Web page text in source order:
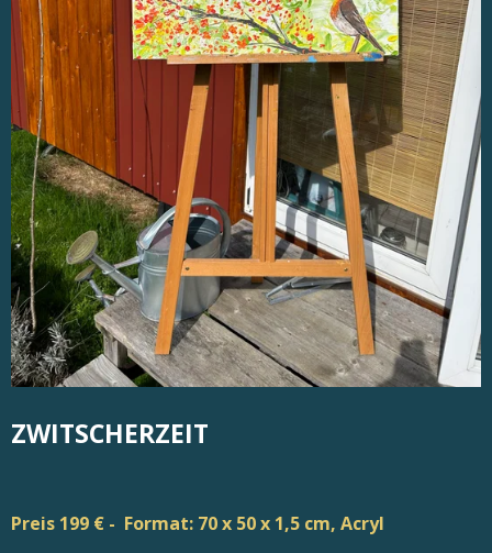
ZWITSCHERZEIT
Preis 199 € - Format: 70 x 50 x 1,5 cm, Acryl